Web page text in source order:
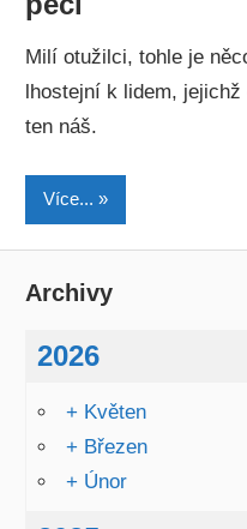
Milí otužilci, tohle je
lhostejní k lidem,
ten náš.
Více...
Archivy
2026
+ Květen
+ Březen
+ Únor